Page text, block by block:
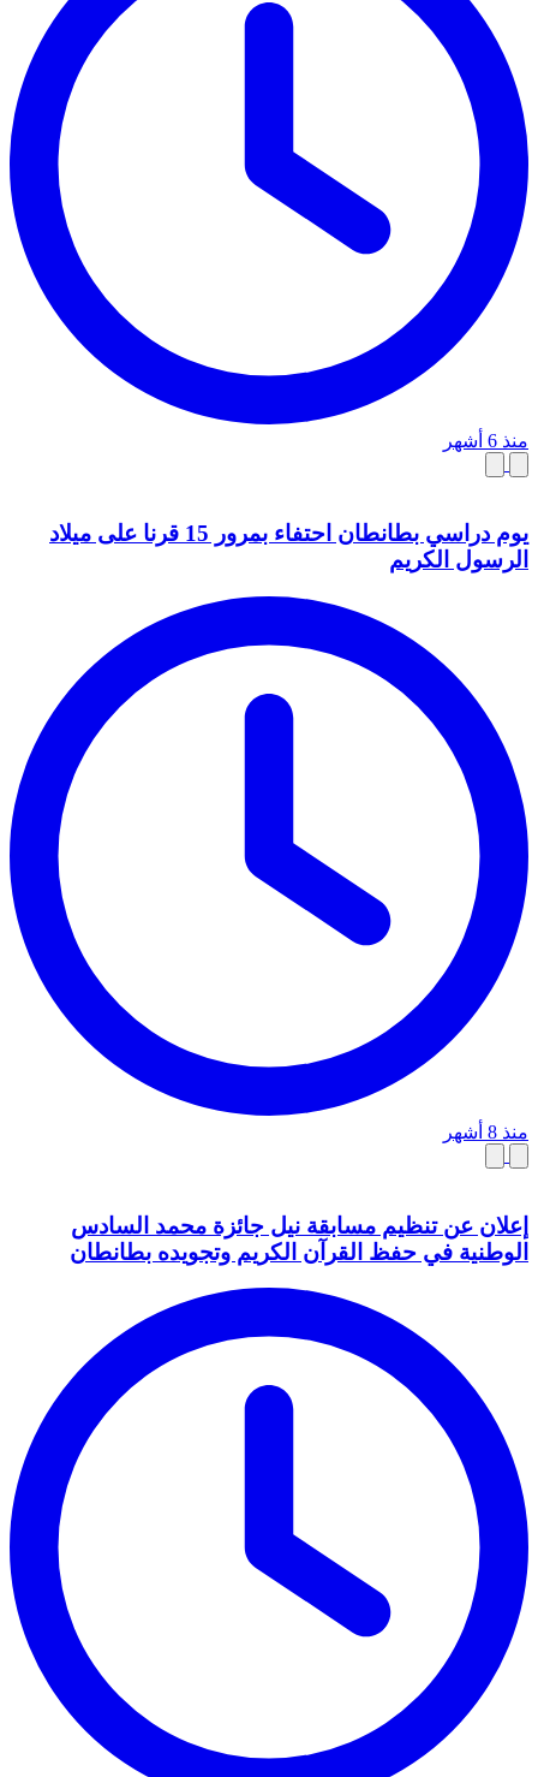
منذ 6 أشهر
يوم دراسي بطانطان احتفاء بمرور 15 قرنا على ميلاد
الرسول الكريم
منذ 8 أشهر
إعلان عن تنظيم مسابقة نيل جائزة محمد السادس
الوطنية في حفظ القرآن الكريم وتجويده بطانطان